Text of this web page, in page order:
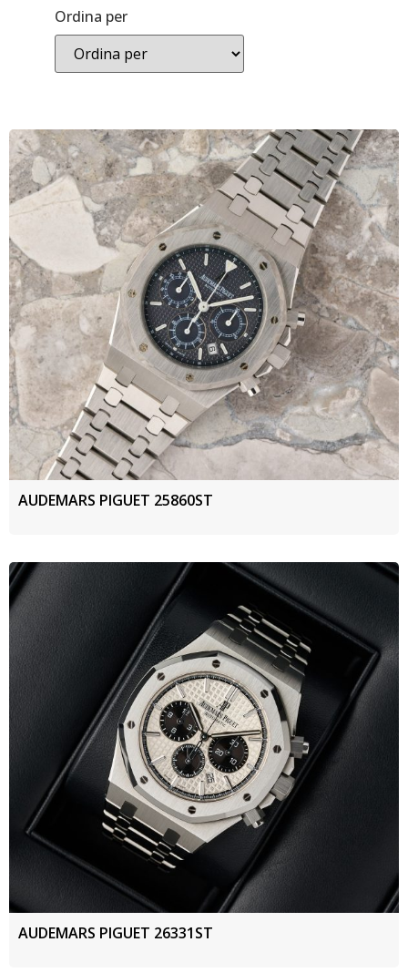
Ordina per
AUDEMARS PIGUET 25860ST
AUDEMARS PIGUET 26331ST